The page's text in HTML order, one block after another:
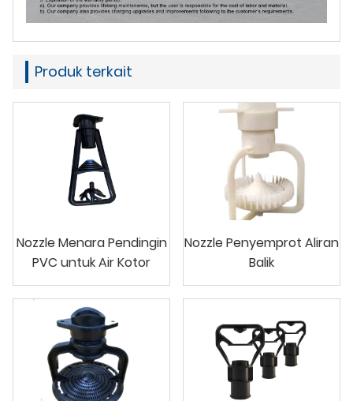
Produk terkait
Nozzle Menara Pendingin
PVC untuk Air Kotor
Nozzle Penyemprot Aliran
Balik